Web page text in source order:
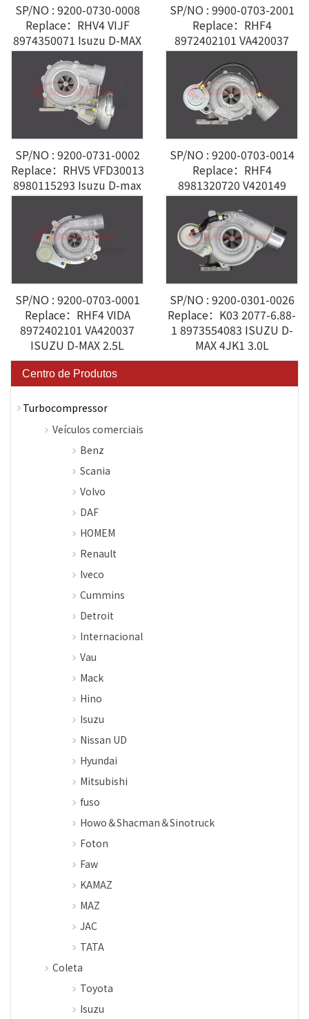
SP/NO : 9200-0730-0008
Replace：RHV4 VIJF
8974350071 Isuzu D-MAX
3.0L
SP/NO : 9900-0703-2001
Replace：RHF4
8972402101 VA420037
ISUZU D-MAX 2.5L
SP/NO : 9200-0731-0002
Replace：RHV5 VFD30013
8980115293 Isuzu D-max
4JJ1 3.0L
SP/NO : 9200-0703-0014
Replace：RHF4
8981320720 V420149
Isuzu
SP/NO : 9200-0703-0001
Replace：RHF4 VIDA
8972402101 VA420037
ISUZU D-MAX 2.5L
SP/NO : 9200-0301-0026
Replace：K03 2077-6.88-
1 8973554083 ISUZU D-
MAX 4JK1 3.0L
Centro de Produtos
Turbocompressor
Veículos comerciais
Benz
Scania
Volvo
DAF
HOMEM
Renault
Iveco
Cummins
Detroit
Internacional
Vau
Mack
Hino
Isuzu
Nissan UD
Hyundai
Mitsubishi
fuso
Howo＆Shacman＆Sinotruck
Foton
Faw
KAMAZ
MAZ
JAC
TATA
Coleta
Toyota
Isuzu